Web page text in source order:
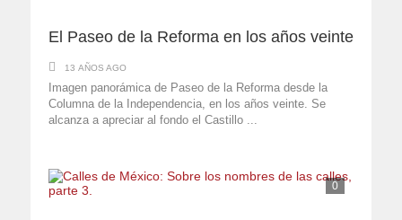
El Paseo de la Reforma en los años veinte
13 AÑOS AGO
Imagen panorámica de Paseo de la Reforma desde la
Columna de la Independencia, en los años veinte. Se
alcanza a apreciar al fondo el Castillo ...
0